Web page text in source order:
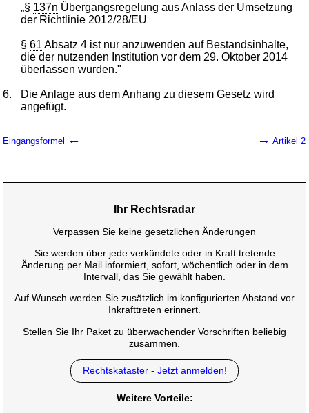
„§ 137n Übergangsregelung aus Anlass der Umsetzung
der Richtlinie 2012/28/EU
§61 Absatz 4 ist nur anzuwenden auf Bestandsinhalte,
die der nutzenden Institution vor dem 29. Oktober 2014
überlassen wurden."
6.
Die Anlage aus dem Anhang zu diesem Gesetz wird
angefügt.
Eingangsformel ← → Artikel 2
Ihr Rechtsradar
Verpassen Sie keine gesetzlichen Änderungen
Sie werden über jede verkündete oder in Kraft tretende
Änderung per Mail informiert, sofort, wöchentlich oder in dem
Intervall, das Sie gewählt haben.
Auf Wunsch werden Sie zusätzlich im konfigurierten Abstand vor
Inkrafttreten erinnert.
Stellen Sie Ihr Paket zu überwachender Vorschriften beliebig
zusammen.
Rechtskataster - Jetzt anmelden!
Weitere Vorteile: